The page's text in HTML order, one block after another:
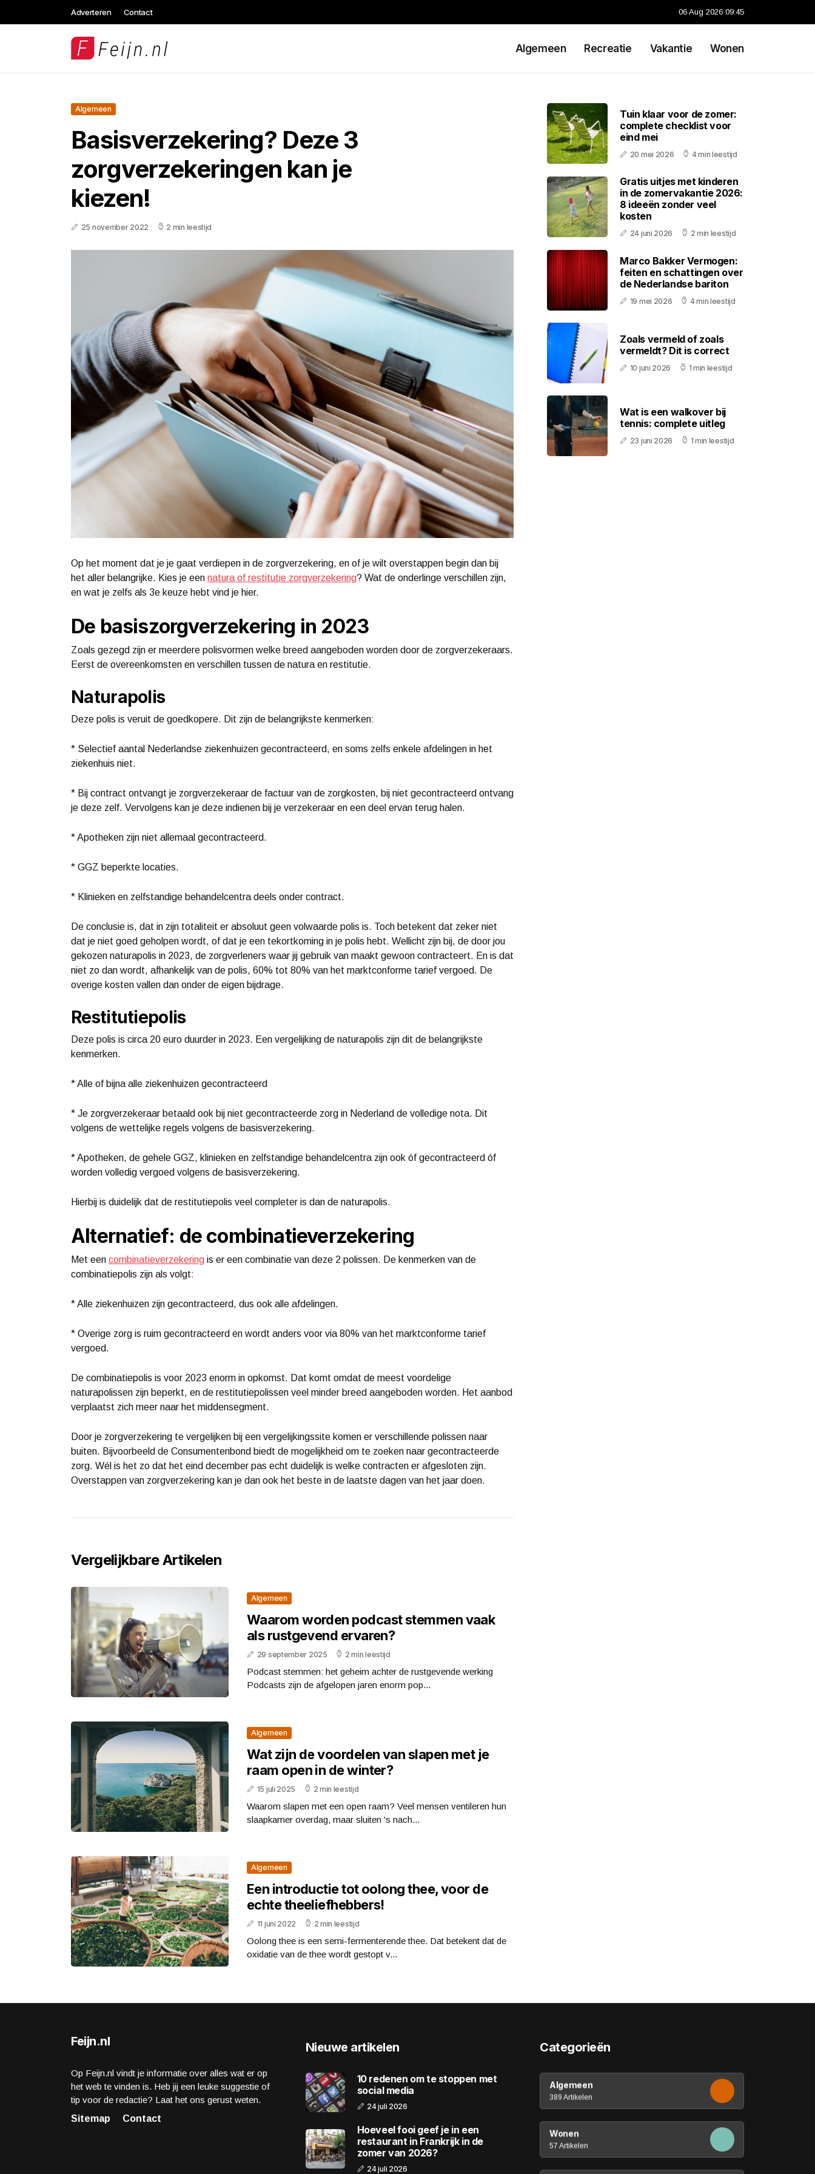
Adverteren Contact 06 Aug 2026 09:45
Algemeen Recreatie Vakantie Wonen
Algemeen
Basisverzekering? Deze 3
zorgverzekeringen kan je
kiezen!
25 november 2022 2 min leestijd
Op het moment dat je je gaat verdiepen in de zorgverzekering, en of je wilt overstappen begin dan bij
het aller belangrijke. Kies je een natura of restitutie zorgverzekering? Wat de onderlinge verschillen zijn,
en wat je zelfs als 3e keuze hebt vind je hier.
De basiszorgverzekering in 2023
Zoals gezegd zijn er meerdere polisvormen welke breed aangeboden worden door de zorgverzekeraars.
Eerst de overeenkomsten en verschillen tussen de natura en restitutie.
Naturapolis
Deze polis is veruit de goedkopere. Dit zijn de belangrijkste kenmerken:
* Selectief aantal Nederlandse ziekenhuizen gecontracteerd, en soms zelfs enkele afdelingen in het
ziekenhuis niet.
* Bij contract ontvangt je zorgverzekeraar de factuur van de zorgkosten, bij niet gecontracteerd ontvang
je deze zelf. Vervolgens kan je deze indienen bij je verzekeraar en een deel ervan terug halen.
* Apotheken zijn niet allemaal gecontracteerd.
* GGZ beperkte locaties.
* Klinieken en zelfstandige behandelcentra deels onder contract.
De conclusie is, dat in zijn totaliteit er absoluut geen volwaarde polis is. Toch betekent dat zeker niet
dat je niet goed geholpen wordt, of dat je een tekortkoming in je polis hebt. Wellicht zijn bij, de door jou
gekozen naturapolis in 2023, de zorgverleners waar jij gebruik van maakt gewoon contracteert. En is dat
niet zo dan wordt, afhankelijk van de polis, 60% tot 80% van het marktconforme tarief vergoed. De
overige kosten vallen dan onder de eigen bijdrage.
Restitutiepolis
Deze polis is circa 20 euro duurder in 2023. Een vergelijking de naturapolis zijn dit de belangrijkste
kenmerken.
* Alle of bijna alle ziekenhuizen gecontracteerd
* Je zorgverzekeraar betaald ook bij niet gecontracteerde zorg in Nederland de volledige nota. Dit
volgens de wettelijke regels volgens de basisverzekering.
* Apotheken, de gehele GGZ, klinieken en zelfstandige behandelcentra zijn ook óf gecontracteerd óf
worden volledig vergoed volgens de basisverzekering.
Hierbij is duidelijk dat de restitutiepolis veel completer is dan de naturapolis.
Alternatief: de combinatieverzekering
Met een combinatieverzekering is er een combinatie van deze 2 polissen. De kenmerken van de
combinatiepolis zijn als volgt:
* Alle ziekenhuizen zijn gecontracteerd, dus ook alle afdelingen.
* Overige zorg is ruim gecontracteerd en wordt anders voor via 80% van het marktconforme tarief
vergoed.
De combinatiepolis is voor 2023 enorm in opkomst. Dat komt omdat de meest voordelige
naturapolissen zijn beperkt, en de restitutiepolissen veel minder breed aangeboden worden. Het aanbod
verplaatst zich meer naar het middensegment.
Door je zorgverzekering te vergelijken bij een vergelijkingssite komen er verschillende polissen naar
buiten. Bijvoorbeeld de Consumentenbond biedt de mogelijkheid om te zoeken naar gecontracteerde
zorg. Wél is het zo dat het eind december pas echt duidelijk is welke contracten er afgesloten zijn.
Overstappen van zorgverzekering kan je dan ook het beste in de laatste dagen van het jaar doen.
Vergelijkbare Artikelen
Algemeen
Waarom worden podcast stemmen vaak
als rustgevend ervaren?
29 september 2025 2 min leestijd
Podcast stemmen: het geheim achter de rustgevende werking
Podcasts zijn de afgelopen jaren enorm pop...
Algemeen
Wat zijn de voordelen van slapen met je
raam open in de winter?
15 juli 2025 2 min leestijd
Waarom slapen met een open raam? Veel mensen ventileren hun
slaapkamer overdag, maar sluiten 's nach...
Algemeen
Een introductie tot oolong thee, voor de
echte theeliefhebbers!
11 juni 2022 2 min leestijd
Oolong thee is een semi-fermenterende thee. Dat betekent dat de
oxidatie van de thee wordt gestopt v...
Tuin klaar voor de zomer:
complete checklist voor
eind mei
20 mei 2026 4 min leestijd
Gratis uitjes met kinderen
in de zomervakantie 2026:
8 ideeën zonder veel
kosten
24 juni 2026 2 min leestijd
Marco Bakker Vermogen:
feiten en schattingen over
de Nederlandse bariton
19 mei 2026 4 min leestijd
Zoals vermeld of zoals
vermeldt? Dit is correct
10 juni 2026 1 min leestijd
Wat is een walkover bij
tennis: complete uitleg
23 juni 2026 1 min leestijd
Feijn.nl
Op Feijn.nl vindt je informatie over alles wat er op
het web te vinden is. Heb jij een leuke suggestie of
tip voor de redactie? Laat het ons gerust weten.
Sitemap
Contact
Nieuwe artikelen
10 redenen om te stoppen met
social media
24 juli 2026
Hoeveel fooi geef je in een
restaurant in Frankrijk in de
zomer van 2026?
24 juli 2026
Categorieën
Algemeen
389 Artikelen
Wonen
57 Artikelen